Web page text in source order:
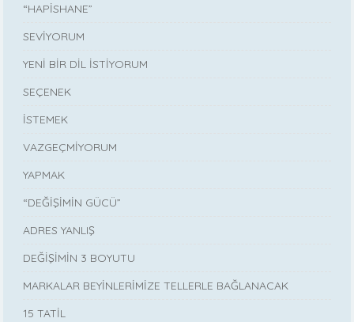
“HAPİSHANE”
SEVİYORUM
YENİ BİR DİL İSTİYORUM
SEÇENEK
İSTEMEK
VAZGEÇMİYORUM
YAPMAK
“DEĞİŞİMİN GÜCÜ”
ADRES YANLIŞ
DEĞİŞİMİN 3 BOYUTU
MARKALAR BEYİNLERİMİZE TELLERLE BAĞLANACAK
15 TATİL